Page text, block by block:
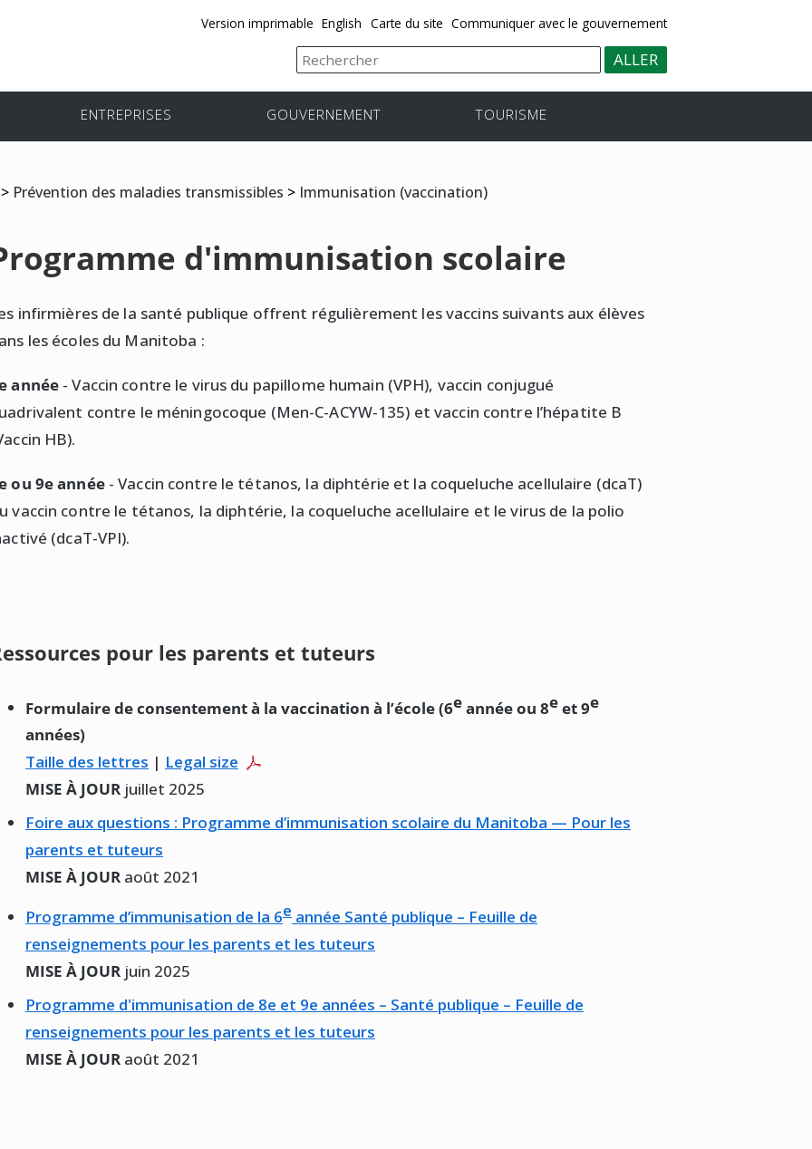
Version imprimable English Carte du site Communiquer avec le gouvernement
ENTREPRISES GOUVERNEMENT TOURISME
Prévention des maladies transmissibles > Immunisation (vaccination)
d'immunisation scolaire
infirmières de la santé publique offrent régulièrement les vaccins suivants aux élèves
les écoles du Manitoba :
année - Vaccin contre le virus du papillome humain (VPH), vaccin conjugué
contre le méningocoque (Men-C-ACYW-135) et vaccin contre l’hépatite B
HB).
ou 9e année - Vaccin contre le tétanos, la diphtérie et la coqueluche acellulaire (dcaT)
vaccin contre le tétanos, la diphtérie, la coqueluche acellulaire et le virus de la polio
(dcaT-VPI).
pour les parents et tuteurs
Formulaire de consentement à la vaccination à l’école (6eannée ou 8eet 9e
années)
Taille des lettres | Legal size
MISE À JOUR juillet 2025
Foire aux questions : Programme d’immunisation scolaire du Manitoba — Pour les
parents et tuteurs
MISE À JOUR août 2021
Programme d’immunisation de la 6e année Santé publique – Feuille de
renseignements pour les parents et les tuteurs
MISE À JOUR juin 2025
Programme d'immunisation de 8e et 9e années – Santé publique – Feuille de
renseignements pour les parents et les tuteurs
MISE À JOUR août 2021